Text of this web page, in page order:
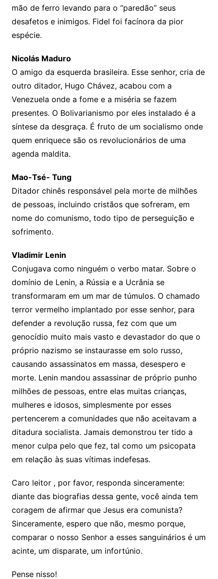
mão de ferro levando para o “paredão” seus
desafetos e inimigos. Fidel foi facínora da pior
espécie.
Nicolás Maduro
O amigo da esquerda brasileira. Esse senhor, cria de
outro ditador, Hugo Chávez, acabou com a
Venezuela onde a fome e a miséria se fazem
presentes. O Bolivarianismo por eles instalado é a
síntese da desgraça. É fruto de um socialismo onde
quem enriquece são os revolucionários de uma
agenda maldita.
Mao-Tsé- Tung
Ditador chinês responsável pela morte de milhões
de pessoas, incluindo cristãos que sofreram, em
nome do comunismo, todo tipo de perseguição e
sofrimento.
Vladimir Lenin
Conjugava como ninguém o verbo matar. Sobre o
domínio de Lenin, a Rússia e a Ucrânia se
transformaram em um mar de túmulos. O chamado
terror vermelho implantado por esse senhor, para
defender a revolução russa, fez com que um
genocídio muito mais vasto e devastador do que o
próprio nazismo se instaurasse em solo russo,
causando assassinatos em massa, desespero e
morte. Lenin mandou assassinar de próprio punho
milhões de pessoas, entre elas muitas crianças,
mulheres e idosos, simplesmente por esses
pertencerem a comunidades que não aceitavam a
ditadura socialista. Jamais demonstrou ter tido a
menor culpa pelo que fez, tal como um psicopata
em relação às suas vítimas indefesas.
Caro leitor , por favor, responda sinceramente:
diante das biografias dessa gente, você ainda tem
coragem de afirmar que Jesus era comunista?
Sinceramente, espero que não, mesmo porque,
comparar o nosso Senhor a esses sanguinários é um
acinte, um disparate, um infortúnio.
Pense nisso!